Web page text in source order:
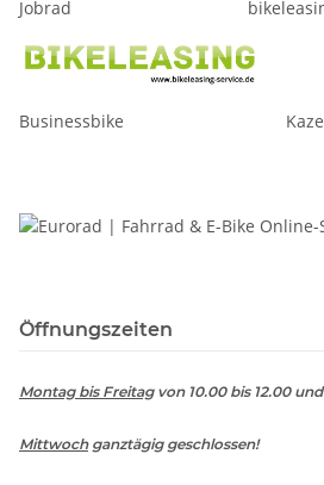
Jobrad
Businessbike
Öffnungszeiten
Montag bis Freitagvon 10.00 bis 12.00
Mittwochganztägig geschlossen!